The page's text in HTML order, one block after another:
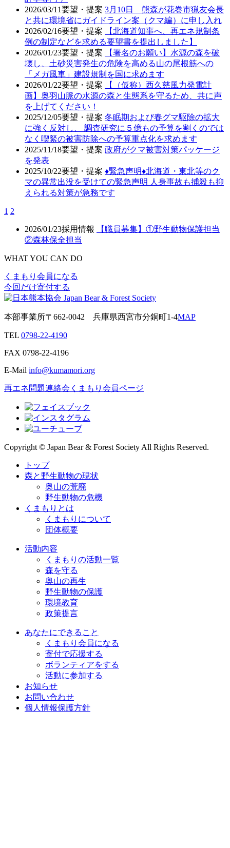
2026/03/11要望・提案 3月10日 熊森が花巻市猟友会長
と共に環境省にガイドライン案（クマ編）に申し入れ
2026/02/16要望・提案
【北海道知事へ、再エネ規制条
例の制定などを求める要望書を提出しました】
2026/01/23要望・提案
【署名のお願い】水源の森を破
壊し、土砂災害発生の危険を高める山の尾根筋への
「メガ風車」建設規制を国に求めます
2026/01/22要望・提案
【（仮称）西久慈風力発電計
画】奥羽山脈の水源の森と生態系を守るため、共に声
を上げてください！
2025/12/05要望・提案 冬眠期および春グマ駆除の拡大
に強く反対し、 調査研究に５億もの予算を割くのでは
なく喫緊の被害防除への予算重点化を求めます
2025/11/18要望・提案 政府がクマ被害対策パッケージ
を発表
2025/10/22要望・提案 ♦️緊急声明♦️北海道・東北等のク
マの異常出没を受けての緊急声明 人身事故も捕殺も抑
えられる対策が急務です
1 2
2026/01/23採用情報
【職員募集】①野生動物保護担当
②森林保全担当
WHAT YOU CAN DO
くまもり会員になる
今回だけ寄付する
本部事業所〒662-0042 兵庫県西宮市分銅町1-4MAP
TEL 0798-22-4190
FAX 0798-22-4196
E-Mail info@kumamori.org
再エネ問題連絡会 くまもり会員ページ
Copyright © Japan Bear & Forest Society All Rights Reserved.
トップ
森と野生動物の現状
奥山の荒廃
野生動物の危機
くまもりとは
くまもりについて
団体概要
活動内容
くまもりの活動一覧
森を守る
奥山の再生
野生動物の保護
環境教育
政策提言
あなたにできること
くまもり会員になる
寄付で応援する
ボランティアをする
活動に参加する
お知らせ
お問い合わせ
個人情報保護方針